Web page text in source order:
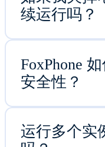
续运行吗？
FoxPhone
安全性？
运行多个实